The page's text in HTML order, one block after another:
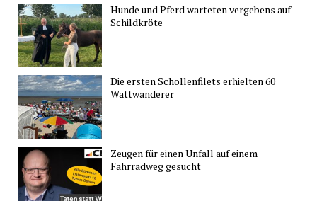
Hunde und Pferd warteten vergebens auf
Schildkröte
Die ersten Schollenfilets erhielten 60
Wattwanderer
Zeugen für einen Unfall auf einem
Fahrradweg gesucht